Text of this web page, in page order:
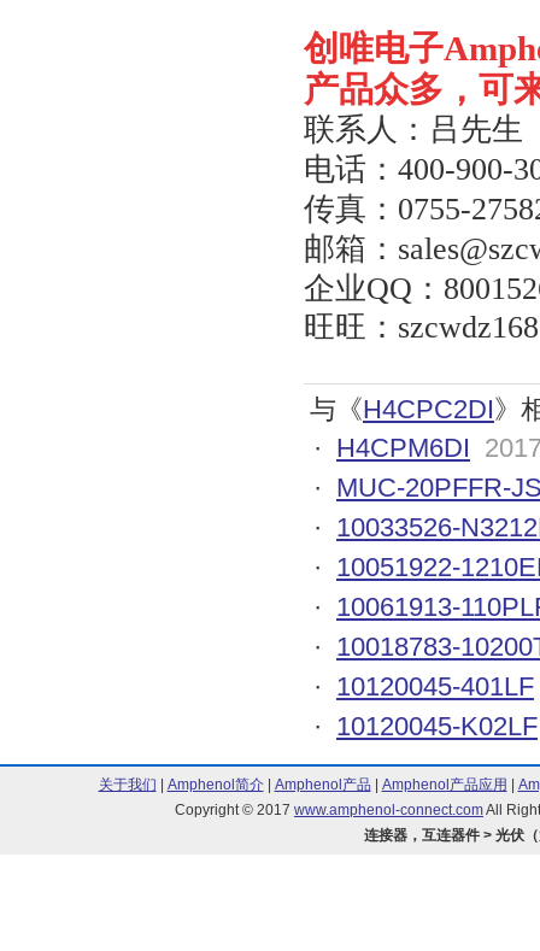
创唯电子
产品众多，可
联系人：吕先生
电话： 400-900-
传真： 0755-
邮箱：
企业QQ ：
旺旺：
与《H4CPC2DI》
· H4CPM6DI
· MUC-20PFFR-
· 10033526-
· 10051922-
· 10061913-
· 10018783-
· 10120045-401LF
· 10120045-K02LF
关于我们 Amphenol简介| Amphenol产品 Amphenol产品应用
Copyright © 2017 www.amphenol-connect.comAll
连接器，互连器件 > 光伏